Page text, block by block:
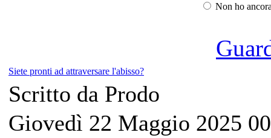
Non ho
Siete pronti ad attraversare l'abisso?
Scritto da Prodo
Giovedì 22 Maggio 2025